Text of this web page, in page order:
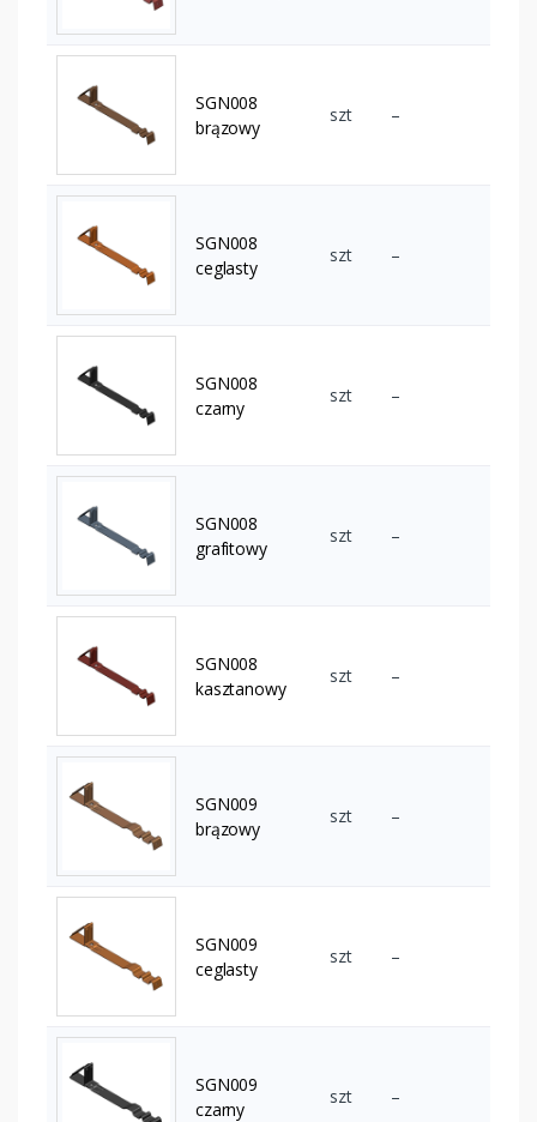
SGN008
brązowy
szt –
SGN008
ceglasty
szt –
SGN008
czarny
szt –
SGN008
grafitowy
szt –
SGN008
kasztanowy
szt –
SGN009
brązowy
szt –
SGN009
ceglasty
szt –
SGN009
czarny
szt –